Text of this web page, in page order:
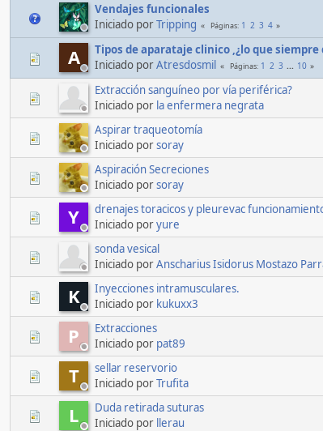
Vendajes funcionales
Iniciado porTripping Páginas 1 2 3 4
A
Tipos de aparataje clinico ,¿lo que
Iniciado porAtresdosmil Páginas 1 2 3 ... 10
Extracción sanguíneo por vía periférica?
Iniciado por la enfermera negrata
Aspirar traqueotomía
Iniciado porsoray
Aspiración Secreciones
Iniciado porsoray
Y
drenajes toracicos y pleurevac
Iniciado poryure
sonda vesical
Iniciado porAnscharius Isidorus Mostazo
K
Inyecciones intramusculares.
Iniciado por kukuxx3
P
Extracciones
Iniciado por pat89
T
sellar reservorio
Iniciado porTrufita
L
Duda retirada suturas
Iniciado por llerau